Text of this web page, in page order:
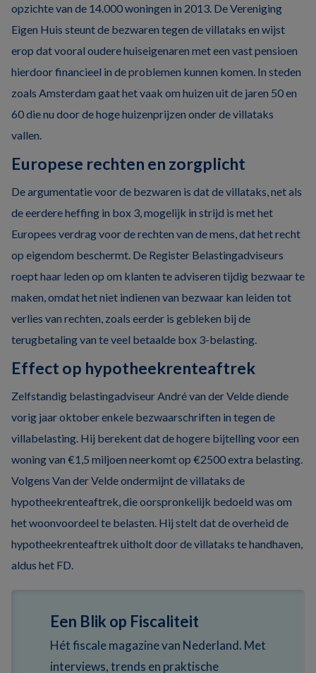
opzichte van de 14.000 woningen in 2013. De Vereniging
Eigen Huis steunt de bezwaren tegen de villataks en wijst
erop dat vooral oudere huiseigenaren met een vast pensioen
hierdoor financieel in de problemen kunnen komen. In steden
zoals Amsterdam gaat het vaak om huizen uit de jaren 50 en
60 die nu door de hoge huizenprijzen onder de villataks
vallen.
Europese rechten en zorgplicht
De argumentatie voor de bezwaren is dat de villataks, net als
de eerdere heffing in box 3, mogelijk in strijd is met het
Europees verdrag voor de rechten van de mens, dat het recht
op eigendom beschermt. De Register Belastingadviseurs
roept haar leden op om klanten te adviseren tijdig bezwaar te
maken, omdat het niet indienen van bezwaar kan leiden tot
verlies van rechten, zoals eerder is gebleken bij de
terugbetaling van te veel betaalde box 3-belasting.
Effect op hypotheekrenteaftrek
Zelfstandig belastingadviseur André van der Velde diende
vorig jaar oktober enkele bezwaarschriften in tegen de
villabelasting. Hij berekent dat de hogere bijtelling voor een
woning van €1,5 miljoen neerkomt op €2500 extra belasting.
Volgens Van der Velde ondermijnt de villataks de
hypotheekrenteaftrek, die oorspronkelijk bedoeld was om
het woonvoordeel te belasten. Hij stelt dat de overheid de
hypotheekrenteaftrek uitholt door de villataks te handhaven,
aldus het FD.
Een Blik op Fiscaliteit
Hét fiscale magazine van Nederland. Met
interviews, trends en praktische